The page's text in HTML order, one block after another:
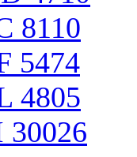
8110
5474
4805
30026